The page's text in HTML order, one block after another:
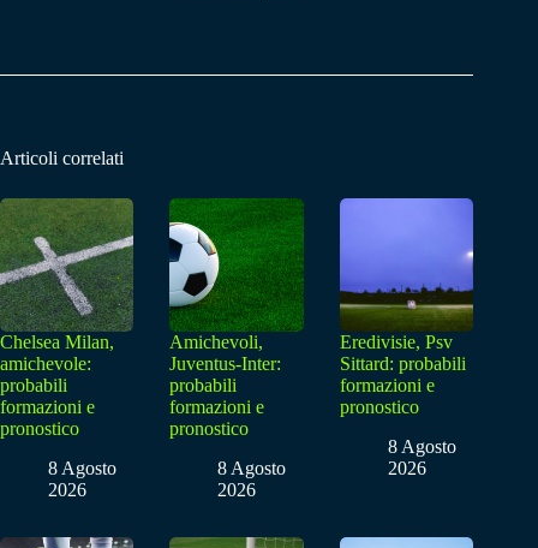
Articoli correlati
Chelsea Milan,
amichevole:
probabili
formazioni e
pronostico
8 Agosto
2026
Amichevoli,
Juventus-Inter:
probabili
formazioni e
pronostico
8 Agosto
2026
Eredivisie, Psv
Sittard: probabili
formazioni e
pronostico
8 Agosto
2026